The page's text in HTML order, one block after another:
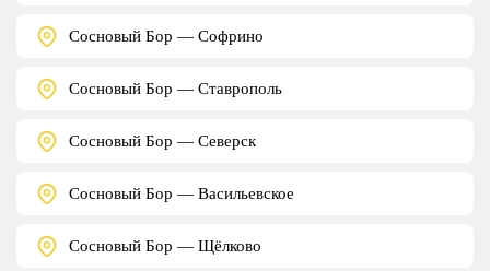
Сосновый Бор — Софрино
Сосновый Бор — Ставрополь
Сосновый Бор — Северск
Сосновый Бор — Васильевское
Сосновый Бор — Щёлково